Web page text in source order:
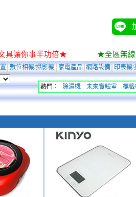
具讓你事半功倍★ ★全區無
數位相機/攝影機 家電產品 網路設備 印表機/
熱門： 除濕機 未來實驗室 標籤